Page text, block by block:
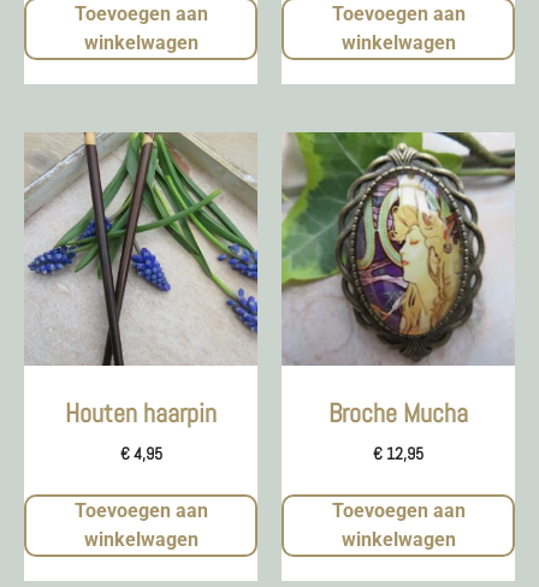
Toevoegen aan
winkelwagen
Toevoegen aan
winkelwagen
Houten haarpin
€4,95
Toevoegen aan
winkelwagen
Broche Mucha
€ 12,95
Toevoegen aan
winkelwagen